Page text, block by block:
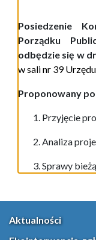
Posiedzenie
Porządku
odbędzie się w
wsalinr 39
Proponowany
Przyjęcie
Analiza
Sprawy
Aktualności